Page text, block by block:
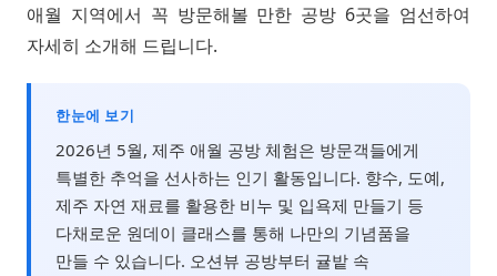
애월 지역에서 꼭 방문해볼 만한 공방 6곳을 엄선하여
자세히 소개해 드립니다.
한눈에 보기
2026년 5월, 제주 애월 공방 체험은 방문객들에게
특별한 추억을 선사하는 인기 활동입니다. 향수, 도예,
제주 자연 재료를 활용한 비누 및 입욕제 만들기 등
다채로운 원데이 클래스를 통해 나만의 기념품을
만들 수 있습니다. 오션뷰 공방부터 귤밭 속